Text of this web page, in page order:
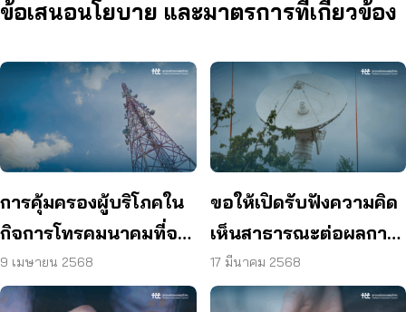
ข้อเสนอนโยบาย และมาตรการที่เกี่ยวข้อง
การคุ้มครองผู้บริโภคใน
กิจการโทรคมนาคมที่จะ
ได้รับผลกระทบจากการ
หมดสัญญาของบริษัท
9 เมษายน 2568
ขอให้เปิดรับฟังความคิด
เห็นสาธารณะต่อผลการ
ศึกษาแนวทางประมูล
แถบคลื่นความถี่สำหรับ
17 มีนาคม 2568